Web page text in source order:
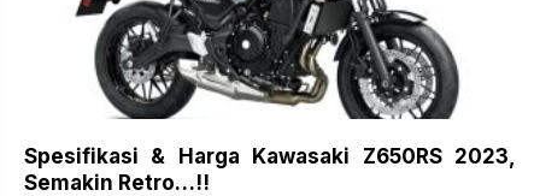
Spesifikasi & Harga Kawasaki Z650RS 2023,
Semakin Retro…!!